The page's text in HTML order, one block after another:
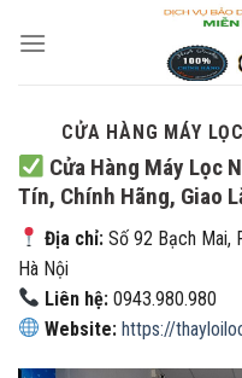
CỬA HÀNG MÁY
Cửa Hàng Máy Lọc
Tín, Chính Hãng, Giao
Địa chỉ: Số 92 Bạch Mai,
Hà Nội
Liên hệ: 0943.980.980
Website: https://